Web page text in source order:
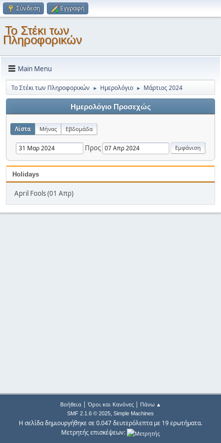
Σύνδεση Εγγραφή
Το Στέκι των
Πληροφορικών
Main Menu
Το Στέκι των Πληροφορικών ► Ημερολόγιο ► Μάρτιος 2024
Ημερολόγιο Προσεχώς
Λίστα Μήνας Εβδομάδα
Προς
Holidays
April Fools (01 Απρ)
Βοήθεια| Όροι και Κανόνες| Πάνω ▲
SMF 2.1.6 © 2025, Simple Machines
Η σελίδα δημιουργήθηκε σε 0.047 δευτερόλεπτα με 19 ερωτήματα.
Μετρητής επισκέψεων: